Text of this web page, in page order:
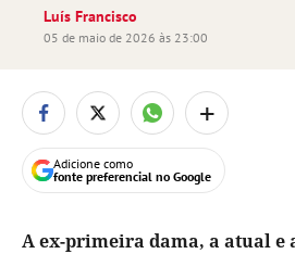
Luís Francisco
05 de maio de 2026 às 23:00
+
Adicione como
fonte preferencial no Google
A ex-primeira dama, a atual e